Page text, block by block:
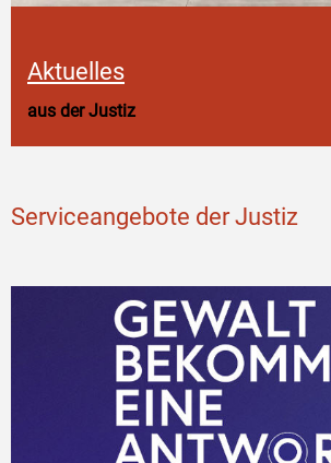
Aktuelles
aus der Justiz
Serviceangebote der Justiz